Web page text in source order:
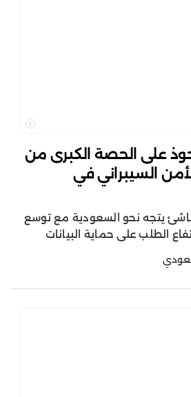
على الحصة الكبرى من
السيبراني في
يتجه نحو السعودية مع توسع
الطلب على حماية البيانات